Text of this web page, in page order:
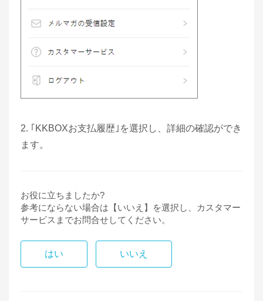
2. ｢KKBOXお支払履歴｣を選択し、詳細の確認ができ
ます。
お役に立ちましたか?
参考にならない場合は【いいえ】を選択し、カスタマー
サービスまでお問合せしてください。
はい いいえ